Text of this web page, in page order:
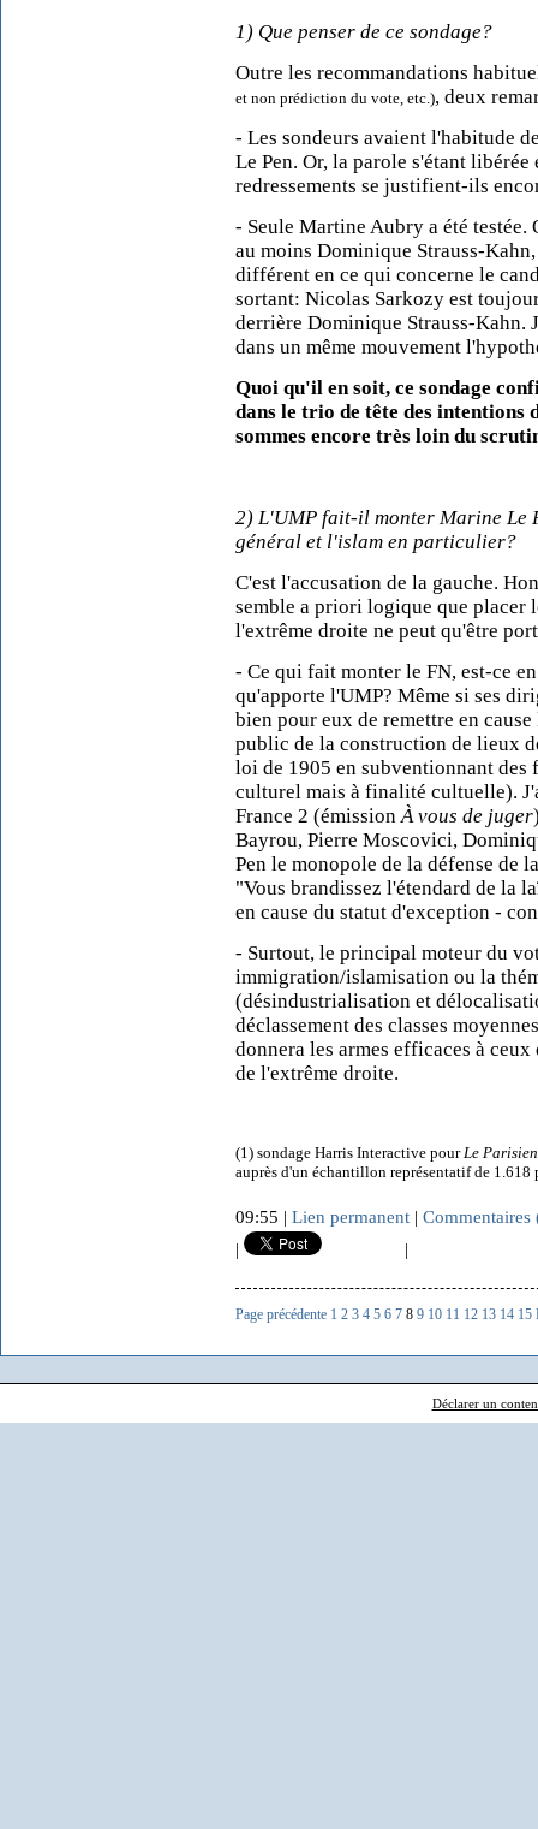
1) Que penser de ce sondage?
Outre les recommandations
et non prédiction du vote, etc.), deux
- Les sondeurs avaient l'habitude
Le Pen. Or, la parole s'étant
redressements se justifient-ils
- Seule Martine Aubry a été testée.
au moins Dominique Strauss-
différent en ce qui concerne le
sortant: Nicolas Sarkozy est
derrière Dominique Strauss-Kahn.
dans un même mouvement
Quoi qu'il en soit, ce sondage
dans le trio de tête des
sommes encore très loin du
2) L'UMP fait-il monter Marine Le
général et l'islam en particulier?
C'est l'accusation de la gauche.
semble a priori logique que placer
l'extrême droite ne peut qu'être
- Ce qui fait monter le FN, est-ce
qu'apporte l'UMP? Même si ses
bien pour eux de remettre en
public de la construction de lieux
loi de 1905 en subventionnant des
culturel mais à finalité cultuelle).
France 2 (émissionÀ vous de juger
Bayrou, Pierre Moscovici,
Pen le monopole de la défense
"Vous brandissez l'étendard de la
en cause du statut d'exception -
- Surtout, le principal moteur du
immigration/islamisation ou la
(désindustrialisation et
déclassement des classes
donnera les armes efficaces à
de l'extrême droite.
(1) sondage Harris Interactive pourLe Parisien
auprès d'un échantillon représentatif de 1.618
09:55 | Lien permanent | Commentaires
|
|
Page précédente 1 2 3 4 5 6 7 8 9 10 11 12 13 14 15
Déclarer un